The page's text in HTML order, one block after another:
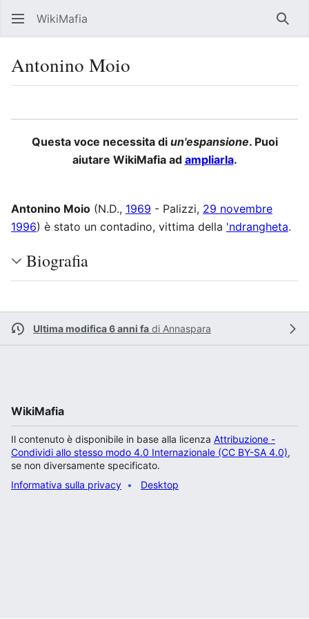
WikiMafia
Antonino Moio
Questa voce necessita di un'espansione. Puoi
aiutare WikiMafia ad ampliarla.
Antonino Moio (N.D., 1969 - Palizzi, 29 novembre
1996) è stato un contadino, vittima della 'ndrangheta.
Biografia
Ultima modifica 6 anni fa di Annaspara
WikiMafia
Il contenuto è disponibile in base alla licenza Attribuzione -
Condividi allo stesso modo 4.0 Internazionale (CC BY-SA 4.0),
se non diversamente specificato.
Informativa sulla privacy
Desktop